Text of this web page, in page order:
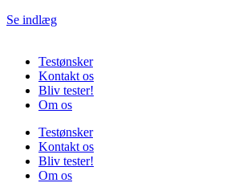
Se indlæg
Testønsker
Kontakt os
Bliv tester!
Om os
Testønsker
Kontakt os
Bliv tester!
Om os